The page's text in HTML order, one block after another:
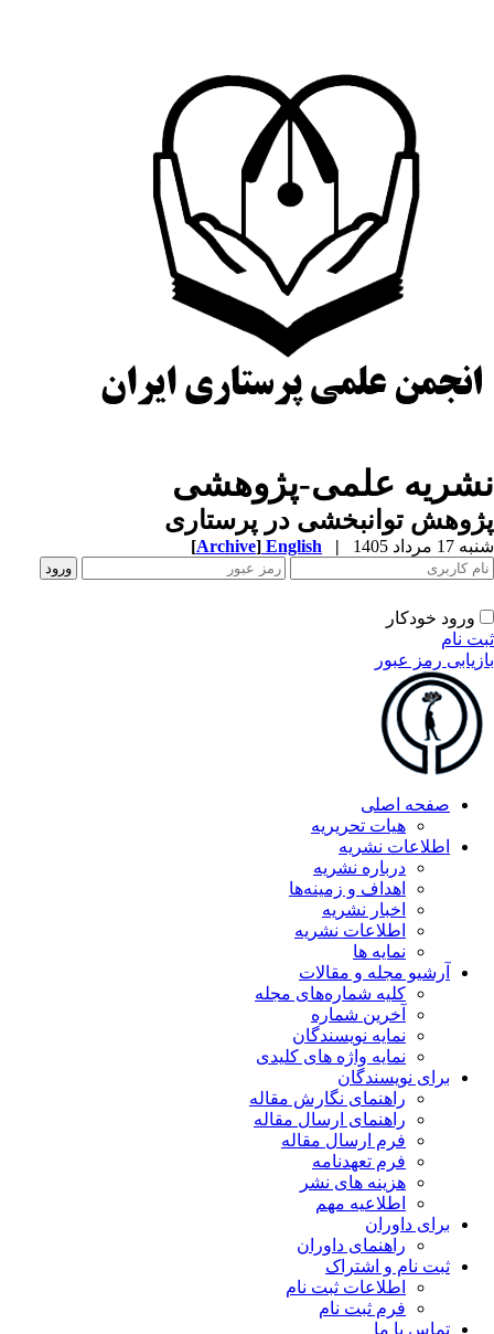
علمی-پژوهشی
توانبخشی در پرستاری
مرداد 1405 |
English
[Archive]
ورود خودکار
نام
رمز عبور
صفحه اصلی
هیات تحریریه
اطلاعات نشریه
درباره نشریه
اهداف و زمینه‌ها
اخبار نشریه
اطلاعات نشریه
نمایه ها
آرشیو مجله و مقالات
کلیه شماره‌های مجله
آخرین شماره
نمایه نویسندگان
نمایه واژه های کلیدی
برای نویسندگان
راهنمای نگارش مقاله
راهنمای ارسال مقاله
فرم ارسال مقاله
فرم تعهدنامه
هزینه های نشر
اطلاعیه مهم
برای داوران
راهنمای داوران
ثبت نام و اشتراک
اطلاعات ثبت نام
فرم ثبت نام
تماس با ما